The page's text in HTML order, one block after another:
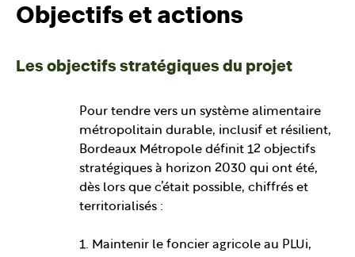
Objectifs et actions
Les objectifs stratégiques du projet
Pour tendre vers un système alimentaire
métropolitain durable, inclusif et résilient,
Bordeaux Métropole définit 12 objectifs
stratégiques à horizon 2030 qui ont été,
dès lors que c’était possible, chiffrés et
territorialisés :
1. Maintenir le foncier agricole au PLUi,